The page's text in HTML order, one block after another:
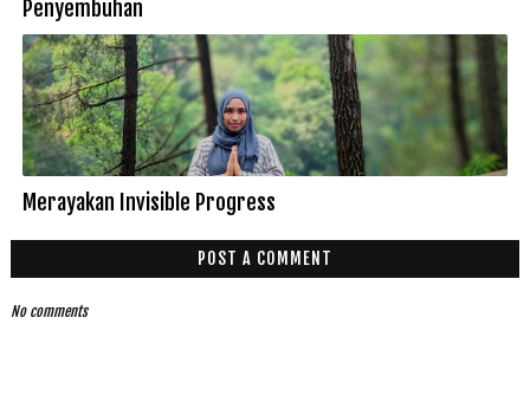
Penyembuhan
Merayakan Invisible Progress
POST A COMMENT
No comments